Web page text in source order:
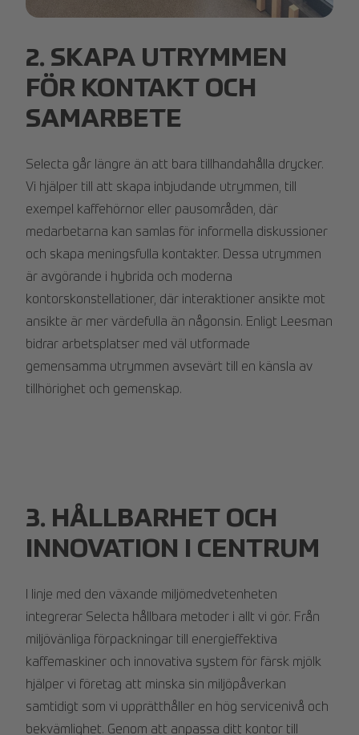
2. SKAPA UTRYMMEN
FÖR KONTAKT OCH
SAMARBETE
Selecta går längre än att bara tillhandahålla drycker.
Vi hjälper till att skapa inbjudande utrymmen, till
exempel kaffehörnor eller pausområden, där
medarbetarna kan samlas för informella diskussioner
och skapa meningsfulla kontakter. Dessa utrymmen
är avgörande i hybrida och moderna
kontorskonstellationer, där interaktioner ansikte mot
ansikte är mer värdefulla än någonsin. Enligt Leesman
bidrar arbetsplatser med väl utformade
gemensamma utrymmen avsevärt till en känsla av
tillhörighet och gemenskap.
3. HÅLLBARHET OCH
INNOVATION I CENTRUM
I linje med den växande miljömedvetenheten
integrerar Selecta hållbara metoder i allt vi gör. Från
miljövänliga förpackningar till energieffektiva
kaffemaskiner och innovativa system för färsk mjölk
hjälper vi företag att minska sin miljöpåverkan
samtidigt som vi upprätthåller en hög servicenivå och
bekvämlighet. Genom att anpassa ditt kontor till